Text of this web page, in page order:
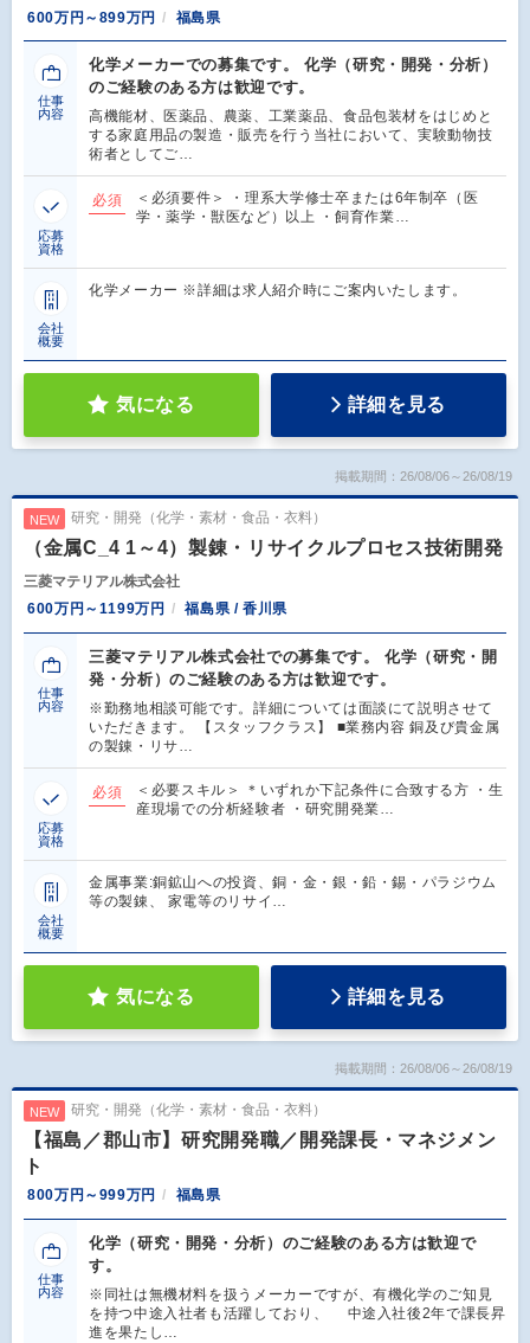
600万円～899万円 福島県
仕事
内容
化学メーカーでの募集です。 化学（研究・開発・分析）
のご経験のある方は歓迎です。
高機能材、医薬品、農薬、工業薬品、食品包装材をはじめと
する家庭用品の製造・販売を行う当社において、実験動物技
術者としてご…
応募
資格
必須
＜必須要件＞ ・理系大学修士卒または6年制卒（医
学・薬学・獣医など）以上 ・飼育作業…
会社
概要
化学メーカー ※詳細は求人紹介時にご案内いたします。
気になる 詳細を見る
掲載期間：26/08/06～26/08/19
NEW 研究・開発（化学・素材・食品・衣料）
（金属C_4 1～4）製錬・リサイクルプロセス技術開発
三菱マテリアル株式会社
600万円～1199万円
福島県 / 香川県
仕事
内容
三菱マテリアル株式会社での募集です。 化学（研究・開
発・分析）のご経験のある方は歓迎です。
※勤務地相談可能です。詳細については面談にて説明させて
いただきます。 【スタッフクラス】 ■業務内容 銅及び貴金属
の製錬・リサ…
応募
資格
必須
＜必要スキル＞ ＊いずれか下記条件に合致する方 ・生
産現場での分析経験者 ・研究開発業…
会社
概要
金属事業:銅鉱山への投資、銅・金・銀・鉛・錫・パラジウム
等の製錬、 家電等のリサイ…
気になる 詳細を見る
掲載期間：26/08/06～26/08/19
NEW 研究・開発（化学・素材・食品・衣料）
【福島／郡山市】研究開発職／開発課長・マネジメン
ト
800万円～999万円 福島県
仕事
内容
化学（研究・開発・分析）のご経験のある方は歓迎で
す。
※同社は無機材料を扱うメーカーですが、有機化学のご知見
を持つ中途入社者も活躍しており、 中途入社後2年で課長昇
進を果たし…